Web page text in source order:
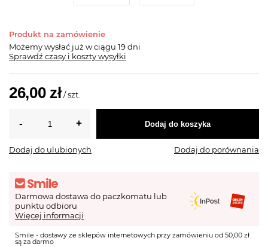
Produkt na zamówienie
Możemy wysłać już w ciągu 19 dni
Sprawdź czasy i koszty wysyłki
26,00 zł /szt.
Dodaj do koszyka
Dodaj do ulubionych Dodaj do porównania
Darmowa dostawa do paczkomatu lub
punktu odbioru
Więcej informacji
Smile - dostawy ze sklepów internetowych przy zamówieniu od 50,00 zł
są za darmo